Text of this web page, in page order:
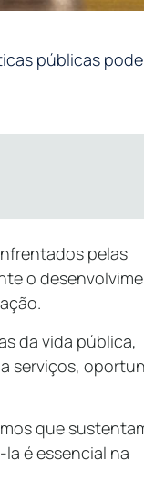
públicas
pelas
o
da vida pública,
serviços,
que
é essencial na